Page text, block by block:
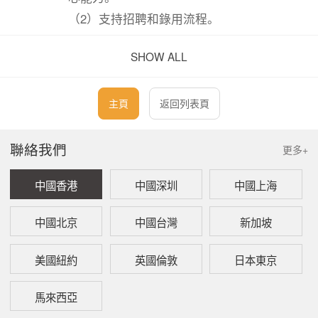
（2）支持招聘和錄用流程。
人士提供便利時，強調職位的基本職能。
的工作。
就像房屋圖紙能確保建築商（最終是房主）
的佈局正確一樣，職位簡介也能確保職位成
果清晰明了。以下內容通常包含在一份精心
撰寫的職位成功簡介中：
（1） 職位名稱。職位名稱是標題，因此正確
SHOW ALL
主頁 返回列表頁
更多+
聯絡我們
中國香港 中國深圳 中國上海
中國北京 中國台灣 新加坡
美國紐約 英國倫敦 日本東京
馬來西亞